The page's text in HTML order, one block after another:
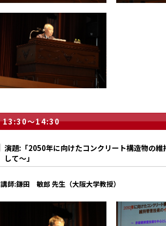
13:30～14:30
演題:「2050年に向けたコンクリート構造物の
して～」
講師:鎌田 敏郎 先生（大阪大学教授）